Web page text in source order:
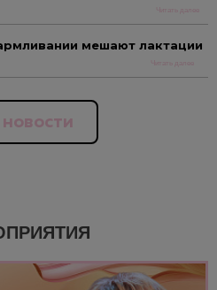
Читать далее
мешают лактации
Читать далее